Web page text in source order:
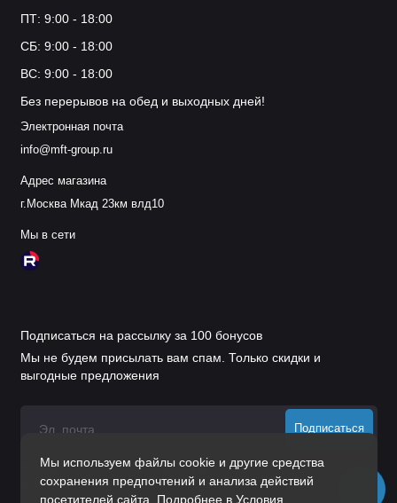
Мы используем файлы cookie и другие средства
сохранения предпочтений и анализа действий
посетителей сайта. Подробнее в Условия
ПТ: 9:00 - 18:00
СБ: 9:00 - 18:00
ВС: 9:00 - 18:00
Без перерывов на обед и выходных дней!
Электронная почта
info@mft-group.ru
Адрес магазина
г.Москва Мкад 23км влд10
Мы в сети
Подписаться на рассылку за 100 бонусов
Мы не будем присылать вам спам. Только скидки и
выгодные предложения
Подписаться
Нажимая на кнопку «Подписаться», Вы даетесогласие на
обработку персональных данных.